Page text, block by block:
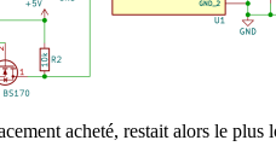
acheté, restait alors le